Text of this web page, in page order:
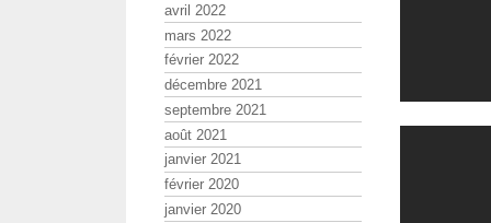
avril 2022
mars 2022
février 2022
décembre 2021
septembre 2021
août 2021
janvier 2021
février 2020
janvier 2020